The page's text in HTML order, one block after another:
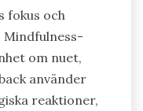
intern
tävlingar.
en mentalitet
och